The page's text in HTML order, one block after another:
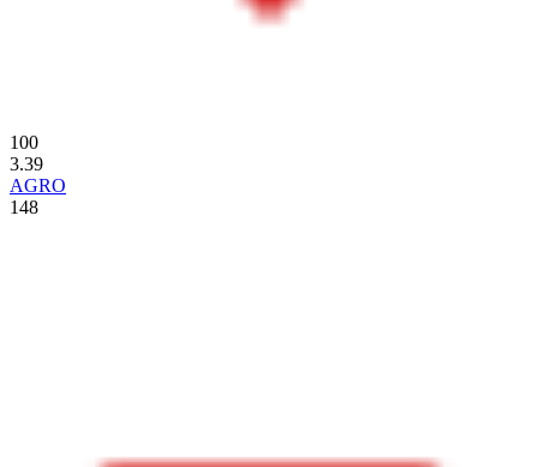
100
3.39
AGRO
148